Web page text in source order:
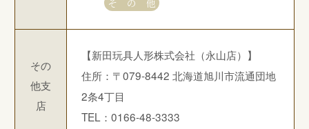
その
他支
店
【新田玩具人形株式会社（永山店）】
住所：〒079-8442 北海道旭川市流通団地
2条4丁目
TEL：0166-48-3333